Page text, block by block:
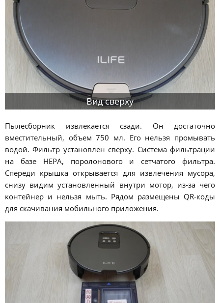
Вид сверху
Пылесборник извлекается сзади. Он достаточно
вместительный, объем 750 мл. Его нельзя промывать
водой. Фильтр установлен сверху. Система фильтрации
на базе HEPA, поролонового и сетчатого фильтра.
Спереди крышка открывается для извлечения мусора,
снизу видим установленный внутри мотор, из-за чего
контейнер и нельзя мыть. Рядом размещены QR-коды
для скачивания мобильного приложения.